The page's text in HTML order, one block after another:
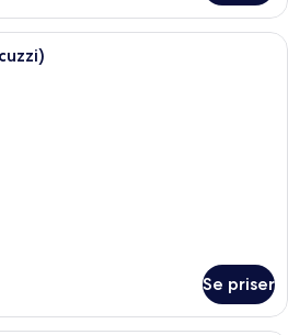
Et hotelværelse med en stor seng,
Se priser